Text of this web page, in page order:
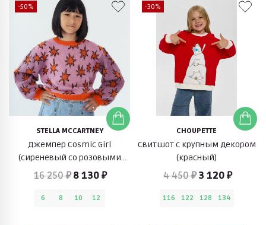
-50%
STELLA MCCARTNEY
Джемпер Cosmic Girl
(сиреневый со розовыми
звездами)
16 250 ₽ 8 130 ₽
6 8 10 12
-30%
CHOUPETTE
Свитшот с крупным декором
(красный)
4 450 ₽3 120 ₽
116 122 128 134